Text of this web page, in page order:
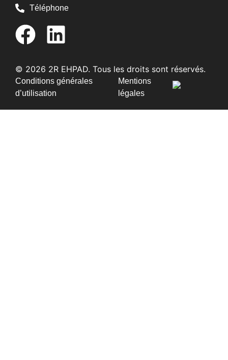
Téléphone
© 2026 2R EHPAD. Tous les droits sont réservés.
Conditions générales
d’utilisation
Mentions
légales